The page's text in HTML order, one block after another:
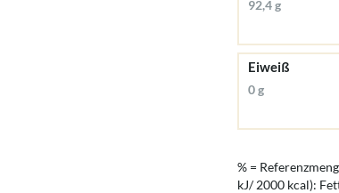
92,4 g
Eiweiß
0 g
% =
kJ/ 2000 kcal):